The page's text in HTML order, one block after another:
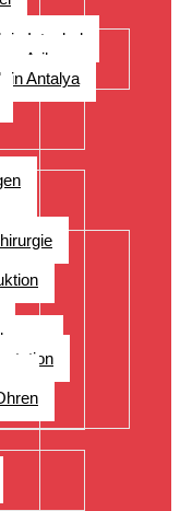
in Istanbul
Arikan
in Antalya